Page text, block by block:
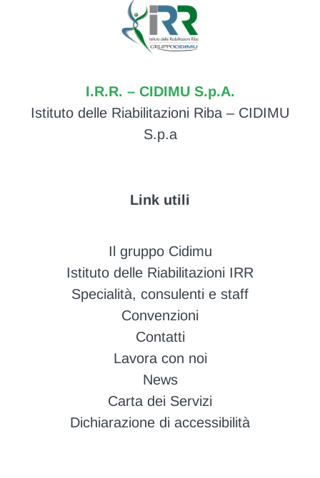
I.R.R. – CIDIMU S.p.A.
Istituto delle Riabilitazioni Riba – CIDIMU
S.p.a
Link utili
Il gruppo Cidimu
Istituto delle Riabilitazioni IRR
Specialità, consulenti e staff
Convenzioni
Contatti
Lavora con noi
News
Carta dei Servizi
Dichiarazione di accessibilità